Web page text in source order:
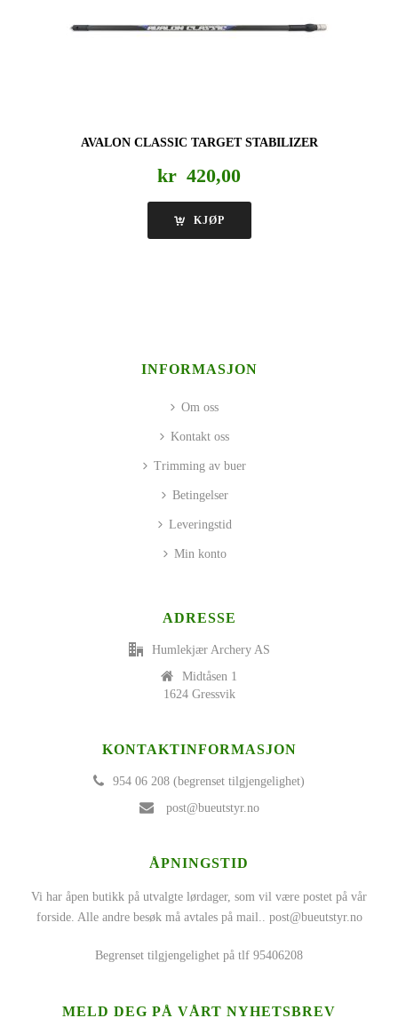
AVALON CLASSIC TARGET STABILIZER
kr 420,00
KJØP
INFORMASJON
Om oss
Kontakt oss
Trimming av buer
Betingelser
Leveringstid
Min konto
ADRESSE
Humlekjær Archery AS
Midtåsen 1
1624 Gressvik
KONTAKTINFORMASJON
954 06 208 (begrenset tilgjengelighet)
post@bueutstyr.no
ÅPNINGSTID
Vi har åpen butikk på utvalgte lørdager, som vil være postet på vår
forside. Alle andre besøk må avtales på mail.. post@bueutstyr.no
Begrenset tilgjengelighet på tlf 95406208
MELD DEG PÅ VÅRT NYHETSBREV